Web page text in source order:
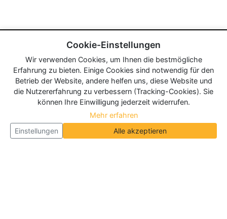
Cookie-Einstellungen
Wir verwenden Cookies, um Ihnen die bestmögliche
Erfahrung zu bieten. Einige Cookies sind notwendig für den
Betrieb der Website, andere helfen uns, diese Website und
die Nutzererfahrung zu verbessern (Tracking-Cookies). Sie
können Ihre Einwilligung jederzeit widerrufen.
Mehr erfahren
Einstellungen
Alle akzeptieren